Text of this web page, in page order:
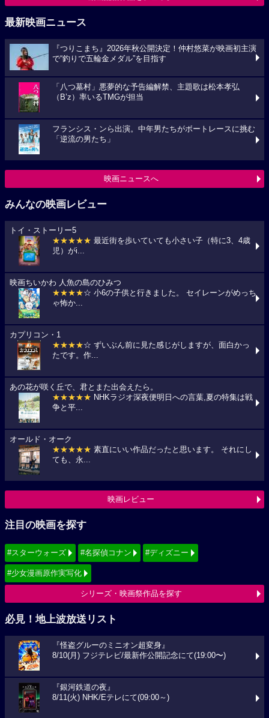
最新映画ニュース
『つりこまち』2026年秋公開決定！仲村悠菜が映画初主演
で“釣りで五輪金メダル”を目指す
「八つ墓村」悪夢的な予告編解禁、主題歌は松本孝弘
（B’z）率いるTMGが担当
フランシス・ンら出演。中年男たちがボートレースに挑む
「逆流の男たち」
映画ニュースへ
みんなの映画レビュー
トイ・ストーリー5
★★★★★ 最近街を歩いていても小さい子（特に3、4歳
児）がi...
映画ちいかわ 人魚の島のひみつ
★★★★☆ 小6の子供と行きました。 セイレーンがめっち
ゃ怖か...
カプリコン・1
★★★★☆ ずいぶん前に見た感じがしますが、面白かっ
たです。作...
あの花が咲く丘で、君とまた出会えたら。
★★★★★ NHKラジオ深夜便明日への言葉,夏の特集は戦
争と平...
オールド・オーク
★★★★★ 素直にいい作品だったと思います。 それにし
ても、永...
映画レビュー
注目の映画を探す
#スターウォーズ #名探偵コナン #ディズニー
#少女漫画原作実写化
シリーズ・映画祭作品を探す
必見！地上波放送リスト
『怪盗グルーのミニオン超変身』
8/10(月) フジテレビ/最新作公開記念にて(19:00〜)
『銀河鉄道の夜』
8/11(火) NHK/Eテレにて(09:00～)